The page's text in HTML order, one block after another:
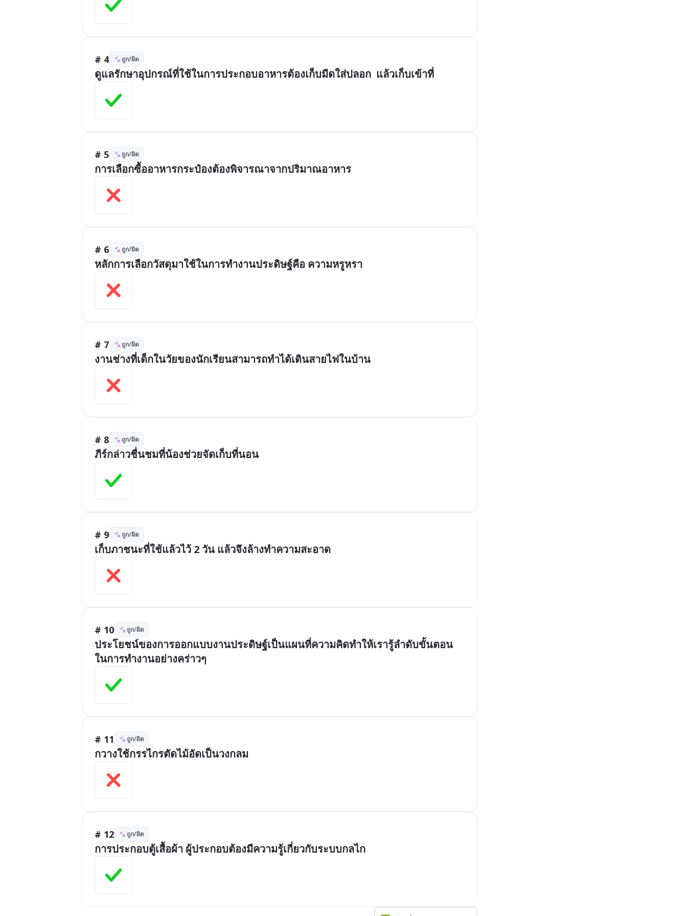
# 4 ถูก/ผิด
ดูแลรักษาอุปกรณ์ที่ใช้ในการประกอบอาหารต้องเก็บมีดใส่ปลอก  แล้วเก็บเข้าที่
# 5 ถูก/ผิด
การเลือกซื้ออาหารกระป๋องต้องพิจารณาจากปริมาณอาหาร
# 6 ถูก/ผิด
หลักการเลือกวัสดุมาใช้ในการทำงานประดิษฐ์คือ ความหรูหรา
# 7 ถูก/ผิด
งานช่างที่เด็กในวัยของนักเรียนสามารถทำได้เดินสายไฟในบ้าน
# 8 ถูก/ผิด
ภีร์กล่าวชื่นชมที่น้องช่วยจัดเก็บที่นอน
# 9 ถูก/ผิด
เก็บภาชนะที่ใช้แล้วไว้ 2 วัน แล้วจึงล้างทำความสะอาด
# 10 ถูก/ผิด
ประโยชน์ของการออกแบบงานประดิษฐ์เป็นแผนที่ความคิดทำให้เรารู้ลำดับขั้นตอน
ในการทำงานอย่างคร่าวๆ
# 11 ถูก/ผิด
กวางใช้กรรไกรตัดไม้อัดเป็นวงกลม
# 12 ถูก/ผิด
การประกอบตู้เสื้อผ้า ผู้ประกอบต้องมีความรู้เกี่ยวกับระบบกลไก